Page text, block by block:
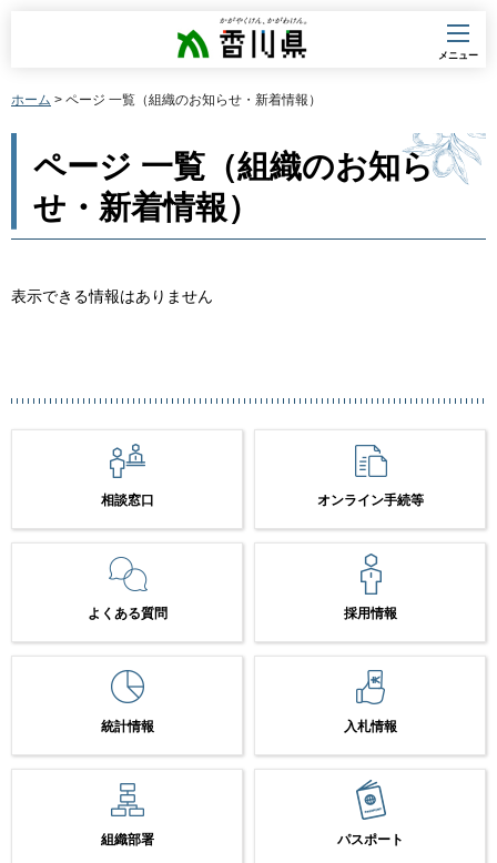
香川県
メニュー
ホーム > ページ 一覧（組織のお知らせ・新着情報）
ページ 一覧（組織のお知ら
せ・新着情報）
表示できる情報はありません
相談窓口 オンライン手続等
よくある質問 採用情報
統計情報 入札情報
組織部署 パスポート